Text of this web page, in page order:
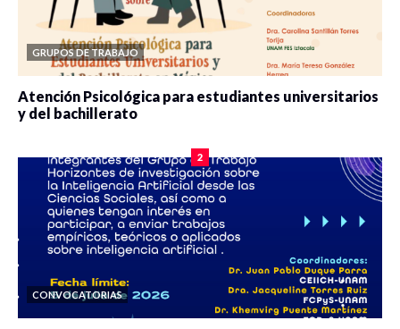
GRUPOS DE TRABAJO
Atención Psicológica para estudiantes universitarios
y del bachillerato
2
CONVOCATORIAS